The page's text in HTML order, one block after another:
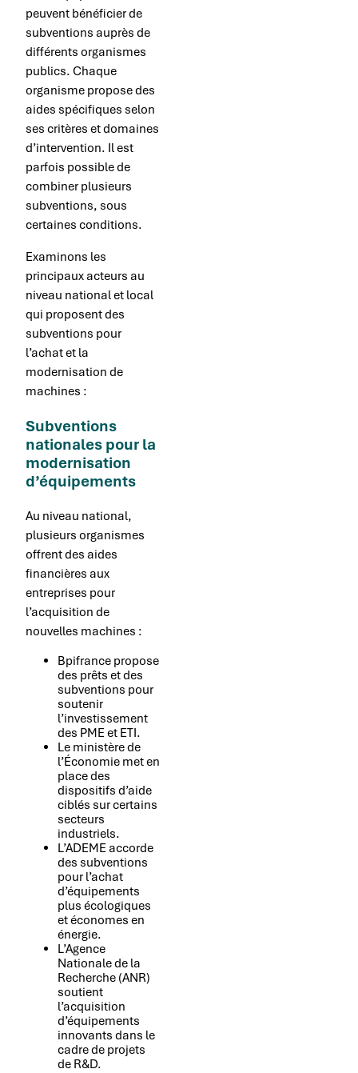
peuvent bénéficier de
subventions auprès de
différents organismes
publics. Chaque
organisme propose des
aides spécifiques selon
ses critères et domaines
d’intervention. Il est
parfois possible de
combiner plusieurs
subventions, sous
certaines conditions.
Examinons les
principaux acteurs au
niveau national et local
qui proposent des
subventions pour
l’achat et la
modernisation de
machines :
Subventions
nationales pour la
modernisation
d’équipements
Au niveau national,
plusieurs organismes
offrent des aides
financières aux
entreprises pour
l’acquisition de
nouvelles machines :
Bpifrance propose
des prêts et des
subventions pour
soutenir
l’investissement
des PME et ETI.
Le ministère de
l’Économie met en
place des
dispositifs d’aide
ciblés sur certains
secteurs
industriels.
L’ADEME accorde
des subventions
pour l’achat
d’équipements
plus écologiques
et économes en
énergie.
L’Agence
Nationale de la
Recherche (ANR)
soutient
l’acquisition
d’équipements
innovants dans le
cadre de projets
de R&D.